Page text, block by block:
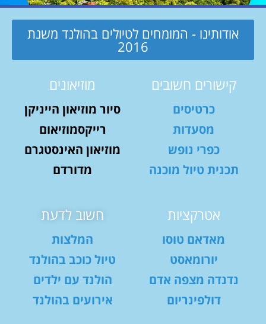
אודותינו - המומחים לטיולים בהולנד משנת
2016
קישורים חשובים
כרטיסים
מסעדות
כפרי נופש
תכנית טיול מוכנה
מוזיאונים
סיור מוזיאון הייניקן
רייקסמוזיאום
מוזיאון האינסטגרם
מדורדם
אטרקציות
מאדאם טוסו
יורומאסט
נדנדה מצפה אדם
דולפינריום
חשוב לדעת
המלצות
טיול כוכב בהולנד
הולנד עם ילדים
אירועים בהולנד